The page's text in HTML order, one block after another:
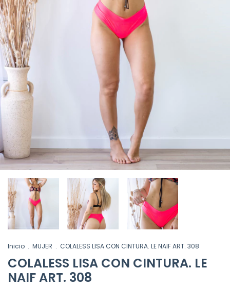
Inicio . MUJER . COLALESS LISA CON CINTURA. LE NAIF ART. 308
COLALESS LISA CON CINTURA. LE
NAIF ART. 308